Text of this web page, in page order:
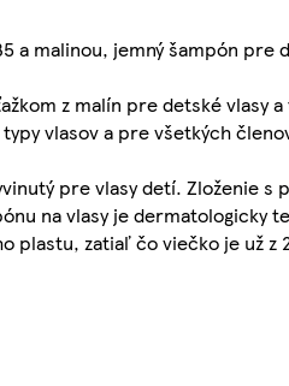
a malinou, jemný šampón pre
z malín pre detské vlasy
vlasov a pre všetkých
pre vlasy detí. Zloženie
na vlasy je dermatologicky
plastu, zatiaľ čo viečko je už z